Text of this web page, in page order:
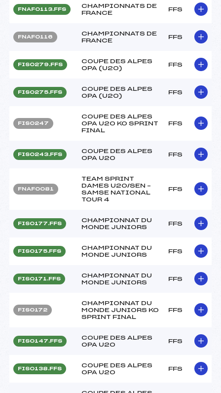
FNAF0113.FFS
CHAMPIONNATS DE
FRANCE
FFS
FNAF0116
CHAMPIONNATS DE
FRANCE
FFS
FIS0279.FFS
COUPE DES ALPES
OPA (U20)
FFS
FIS0275.FFS
COUPE DES ALPES
OPA (U20)
FFS
FIS0247
COUPE DES ALPES
OPA U20 KO SPRINT
FINAL
FFS
FIS0243.FFS
COUPE DES ALPES
OPA U20
FFS
FNAF0081
TEAM SPRINT
DAMES U20/SEN –
SAMSE NATIONAL
TOUR 4
FFS
FIS0177.FFS
CHAMPIONNAT DU
MONDE JUNIORS
FFS
FIS0175.FFS
CHAMPIONNAT DU
MONDE JUNIORS
FFS
FIS0171.FFS
CHAMPIONNAT DU
MONDE JUNIORS
FFS
FIS0172
CHAMPIONNAT DU
MONDE JUNIORS KO
SPRINT FINAL
FFS
FIS0147.FFS
COUPE DES ALPES
OPA U20
FFS
FIS0138.FFS
COUPE DES ALPES
OPA U20
FFS